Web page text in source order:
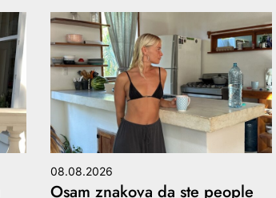
08.08.2026
Osam znakova da ste people